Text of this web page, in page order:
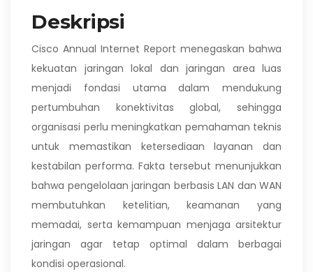
Deskripsi
Cisco Annual Internet Report menegaskan bahwa
kekuatan jaringan lokal dan jaringan area luas
menjadi fondasi utama dalam mendukung
pertumbuhan konektivitas global, sehingga
organisasi perlu meningkatkan pemahaman teknis
untuk memastikan ketersediaan layanan dan
kestabilan performa. Fakta tersebut menunjukkan
bahwa pengelolaan jaringan berbasis LAN dan WAN
membutuhkan ketelitian, keamanan yang
memadai, serta kemampuan menjaga arsitektur
jaringan agar tetap optimal dalam berbagai
kondisi operasional.